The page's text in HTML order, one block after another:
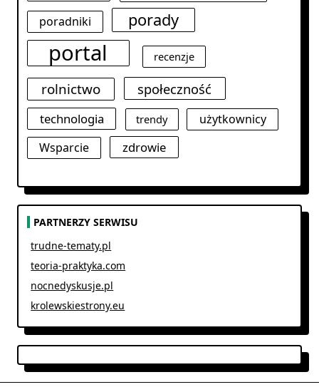
poradniki
porady
portal recenzje
rolnictwo społeczność
technologia trendy
użytkownicy
Wsparcie
zdrowie
PARTNERZY SERWISU
trudne-tematy.pl
teoria-praktyka.com
nocnedyskusje.pl
krolewskiestrony.eu